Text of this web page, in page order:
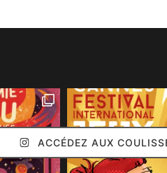
ACCÉDEZ AUX